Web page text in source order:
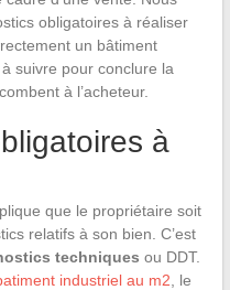
obligatoires à réaliser
un bâtiment
suivre pour conclure la
à l’acheteur.
à
que le propriétaire soit
relatifs à son bien. C’est
techniques ou DDT.
industriel au m2 , le